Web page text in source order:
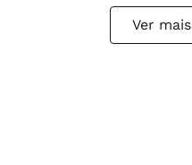
Ver mais